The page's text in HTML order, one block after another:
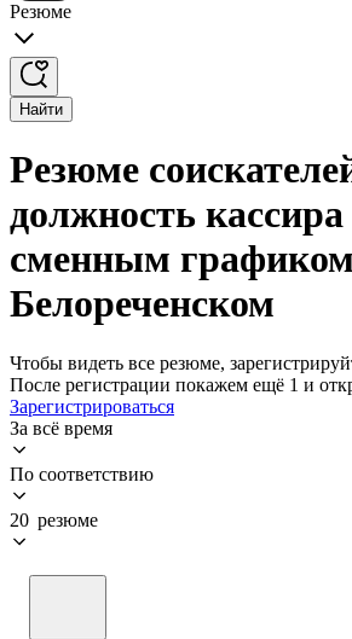
Резюме
Найти
Резюме
должность
сменным
Белореченском
Чтобы видеть все резюме,
После регистрации покажем ещё 1 и
Зарегистрироваться
За всё время
По соответствию
20 резюме